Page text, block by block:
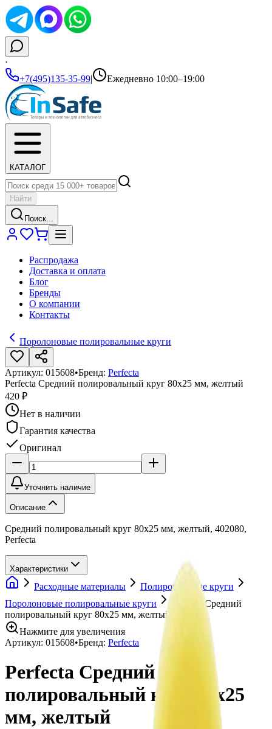
·
+7(495)135-35-99| Ежедневно 10:00–19:00
КАТАЛОГ
Найти
Поиск...
Распродажа
Доставка и оплата
Блог
Бренды
О компании
Контакты
Поролоновые полировальные круги
Артикул: 015608•Бренд: Perfecta
Perfecta Средний полировальный круг 80x25 мм, желтый
420 ₽
Нет в наличии
Гарантия качества
Оригинал
Уточнить наличие
Описание
Средний полировальный круг 80x25 мм, желтый, 402080,
Perfecta
Характеристики
Расходные материалы
Полировальные круги
Поролоновые полировальные круги
Perfecta Средний
полировальный круг 80x25 мм, желтый
Нажмите для увеличения
Артикул: 015608•Бренд: Perfecta
Perfecta Средний
полировальный круг 80x25
мм, желтый